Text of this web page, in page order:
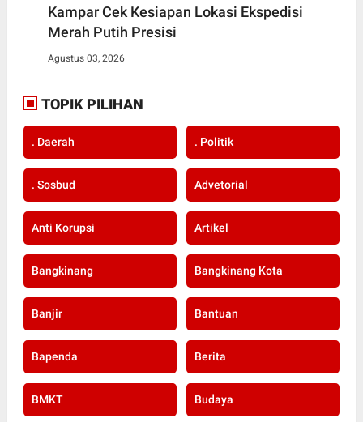
Kampar Cek Kesiapan Lokasi Ekspedisi
Merah Putih Presisi
Agustus 03, 2026
TOPIK PILIHAN
. Daerah . Politik
. Sosbud Advetorial
Anti Korupsi Artikel
Bangkinang Bangkinang Kota
Banjir Bantuan
Bapenda Berita
BMKT Budaya